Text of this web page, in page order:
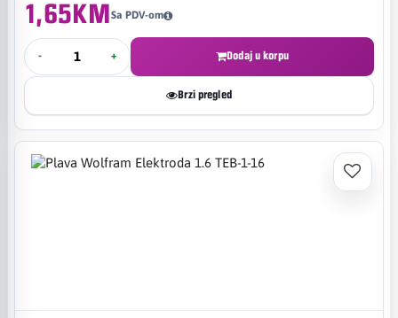
1,65KMSa PDV-om
- + Dodaj u korpu
Brzi pregled